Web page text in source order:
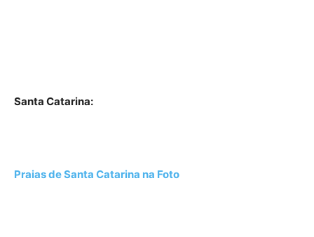
Santa Catarina:
Praias de Santa Catarina na Foto